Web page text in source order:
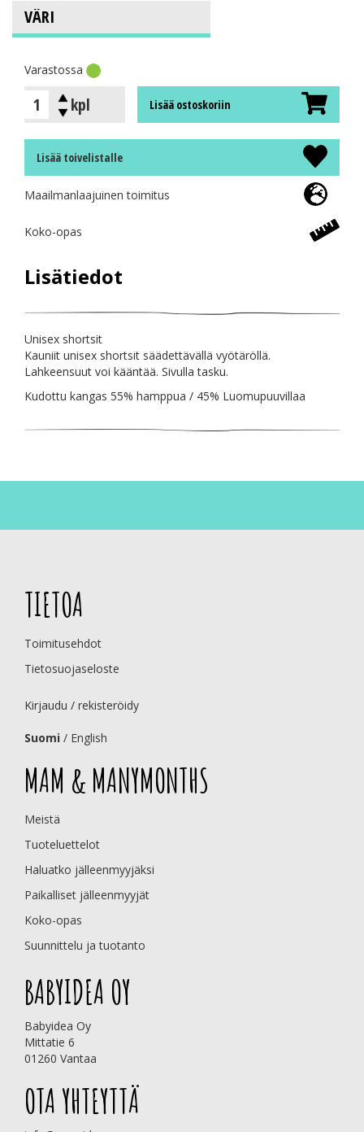
Varastossa
kpl Lisää ostoskoriin
Lisää toivelistalle
Maailmanlaajuinen toimitus
Koko-opas
Lisätiedot
Unisex shortsit
Kauniit unisex shortsit säädettävällä vyötäröllä.
Lahkeensuut voi kääntää. Sivulla tasku.
Kudottu kangas 55% hamppua / 45% Luomupuuvillaa
TIETOA
Toimitusehdot
Tietosuojaseloste
Kirjaudu / rekisteröidy
Suomi / English
MAM & MANYMONTHS
Meistä
Tuoteluettelot
Haluatko jälleenmyyjäksi
Paikalliset jälleenmyyjät
Koko-opas
Suunnittelu ja tuotanto
BABYIDEA OY
Babyidea Oy
Mittatie 6
01260 Vantaa
OTA YHTEYTTÄ